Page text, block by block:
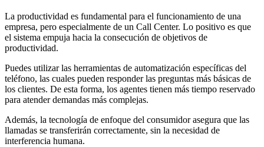
La productividad es fundamental para el funcionamiento de una
empresa, pero especialmente de un Call Center. Lo positivo es que
el sistema empuja hacia la consecución de objetivos de
productividad.
Puedes utilizar las herramientas de automatización específicas del
teléfono, las cuales pueden responder las preguntas más básicas de
los clientes. De esta forma, los agentes tienen más tiempo reservado
para atender demandas más complejas.
Además, la tecnología de enfoque del consumidor asegura que las
llamadas se transferirán correctamente, sin la necesidad de
interferencia humana.